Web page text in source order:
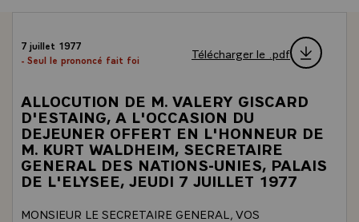
7 juillet 1977
- Seul le prononcé fait foi
Télécharger le .pdf
ALLOCUTION DE M. VALERY GISCARD
D'ESTAING, A L'OCCASION DU
DEJEUNER OFFERT EN L'HONNEUR DE
M. KURT WALDHEIM, SECRETAIRE
GENERAL DES NATIONS-UNIES, PALAIS
DE L'ELYSEE, JEUDI 7 JUILLET 1977
MONSIEUR LE SECRETAIRE GENERAL, VOS